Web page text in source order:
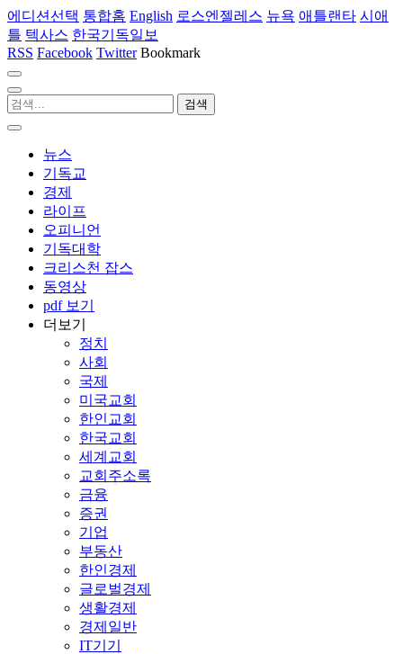
에디션선택 통합홈 English 로스엔젤레스 뉴욕 애틀랜타 시애
틀 텍사스 한국기독일보
RSS Facebook Twitter Bookmark
뉴스
기독교
경제
라이프
오피니언
기독대학
크리스천 잡스
동영상
pdf 보기
더보기
정치
사회
국제
미국교회
한인교회
한국교회
세계교회
교회주소록
금융
증권
기업
부동산
한인경제
글로벌경제
생활경제
경제일반
IT기기